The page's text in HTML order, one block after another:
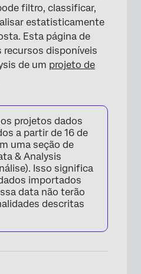
campo
de dados
filtro, classificar,
estatisticamente
Esta página de
recursos disponíveis
de um projeto de
projetos dados
a partir de 16 de
uma seção de
& Analysis
Isso significa
importados
data não terão
descritas